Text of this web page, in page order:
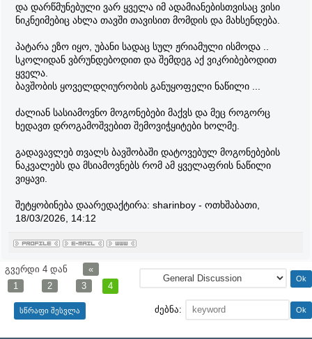
და დარწმუნებული ვარ ყველა იმ ადამიანებისთვისაც ვისი
ნიკნეიმებიც ახლა თავში თავისით მომდის და მახსენდება.
პატარა ეზო იყო, უბანი სადაც სულ ჟრიამული ისმოდა ..
სკოლიდან ვბრუნდებოდით და შემდეგ აქ ვიკრიბებოდით
ყველა.
ბავშობის ყოველდღიურობის განუყოფელი ნაწილი ...
ძალიან სასიამოვნო მოგონებები მაქვს და მეც როგორც
ხედავთ დროგამოშვებით შემოვიჭყიტები ხოლმე.
გადავავლებ თვალს ბავშობაში დატოვებულ მოგონებების
ნაკვალებს და მსიამოვნებს რომ ამ ყველაფრის ნაწილი
ვიყავი.
შეტყობინება დაარედაქტირა: sharinboy - ოთხშაბათი,
18/03/2026, 14:12
გვერდი 4 დან
«
1
2 3 4
ძებნა: